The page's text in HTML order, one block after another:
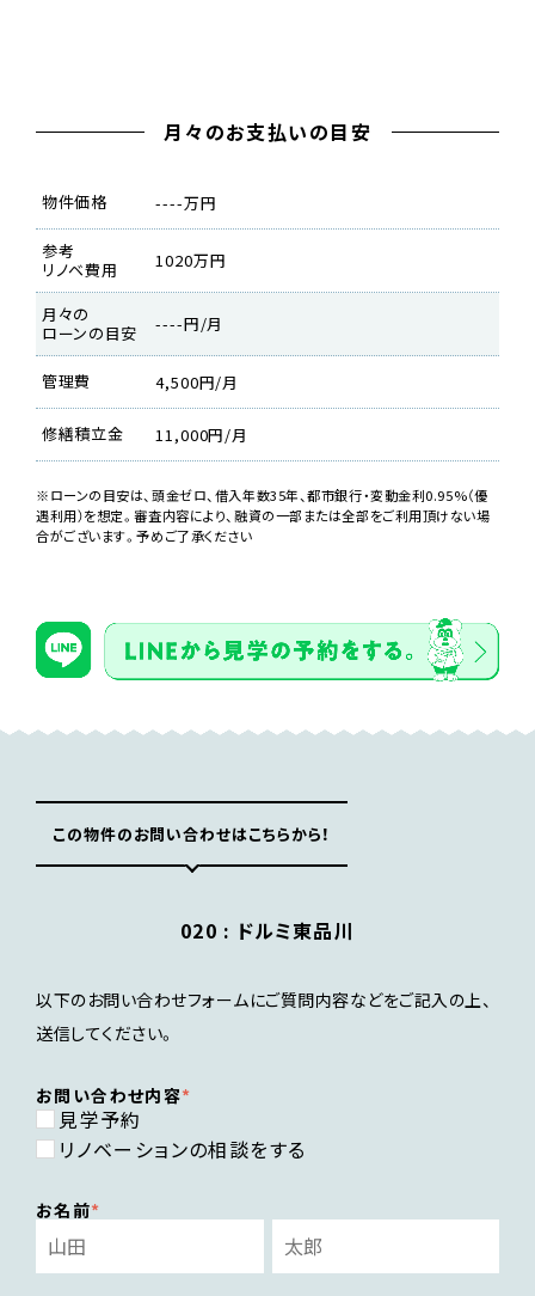
月々のお支払いの目安
物件価格 ----万円
参考
リノベ費用
1020万円
月々の
ローンの目安
----円/月
管理費 4,500円/月
修繕積立金 11,000円/月
※ローンの目安は、頭金ゼロ、借入年数35年、都市銀行・変動金利0.95%（優
遇利用）を想定。審査内容により、融資の一部または全部をご利用頂けない場
合がございます。予めご了承ください
この物件のお問い合わせはこちらから！
020 : ドルミ東品川
以下のお問い合わせフォームにご質問内容などをご記入の上、
送信してください。
お問い合わせ内容
見学予約
リノベーションの相談をする
お名前